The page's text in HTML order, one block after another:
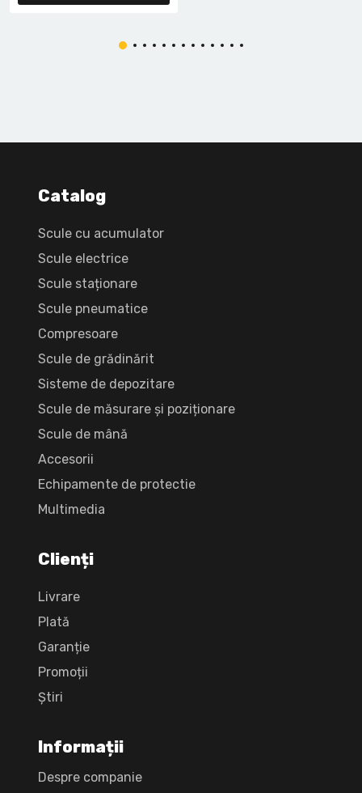
Catalog
Scule cu acumulator
Scule electrice
Scule staționare
Scule pneumatice
Compresoare
Scule de grădinărit
Sisteme de depozitare
Scule de măsurare și poziționare
Scule de mână
Accesorii
Echipamente de protectie
Multimedia
Clienți
Livrare
Plată
Garanție
Promoții
Știri
Informații
Despre companie